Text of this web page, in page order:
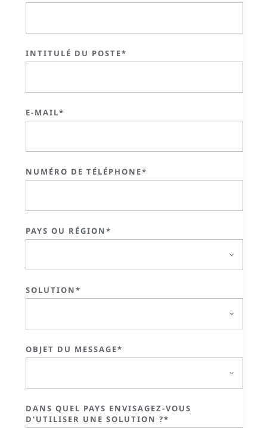
INTITULÉ DU POSTE*
E-MAIL*
NUMÉRO DE TÉLÉPHONE*
PAYS OU RÉGION*
SOLUTION*
OBJET DU MESSAGE*
DANS QUEL PAYS ENVISAGEZ-VOUS
D'UTILISER UNE SOLUTION ?*